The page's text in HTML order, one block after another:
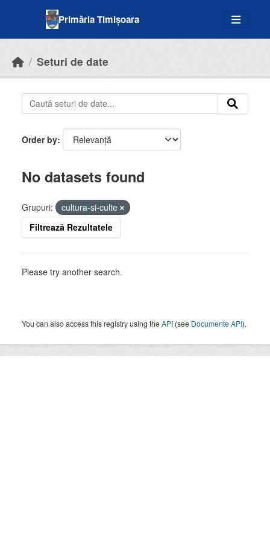
Primăria Timișoara
Seturi de date
Order by
No datasets found
Grupuri:
cultura-si-culte
Filtrează Rezultatele
Please try another search.
You can also access this registry using theAPI (see Documente API).